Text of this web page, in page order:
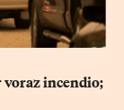
voraz incendio;